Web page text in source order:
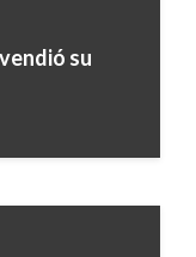
su
con
ministro de
es por